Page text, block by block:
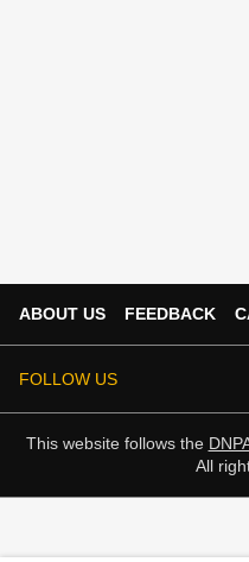
ABOUT US FEEDBACK
FOLLOW US
This website follows the
All